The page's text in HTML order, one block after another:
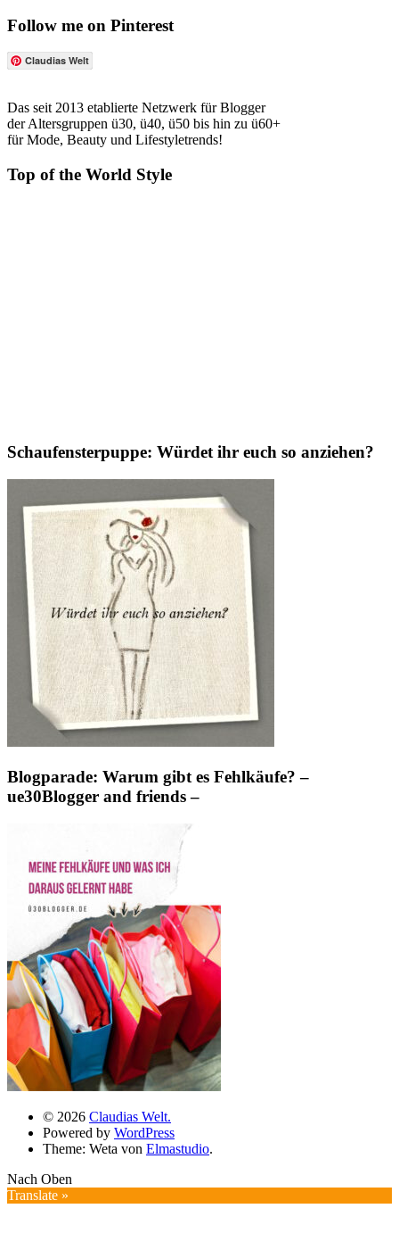
Follow me on Pinterest
Claudias Welt
Das seit 2013 etablierte Netzwerk für Blogger
der Altersgruppen ü30, ü40, ü50 bis hin zu ü60+
für Mode, Beauty und Lifestyletrends!
Top of the World Style
Schaufensterpuppe: Würdet ihr euch so anziehen?
Blogparade: Warum gibt es Fehlkäufe? –
ue30Blogger and friends –
© 2026 Claudias Welt.
Powered by WordPress
Theme: Weta von Elmastudio.
Nach Oben
Translate »